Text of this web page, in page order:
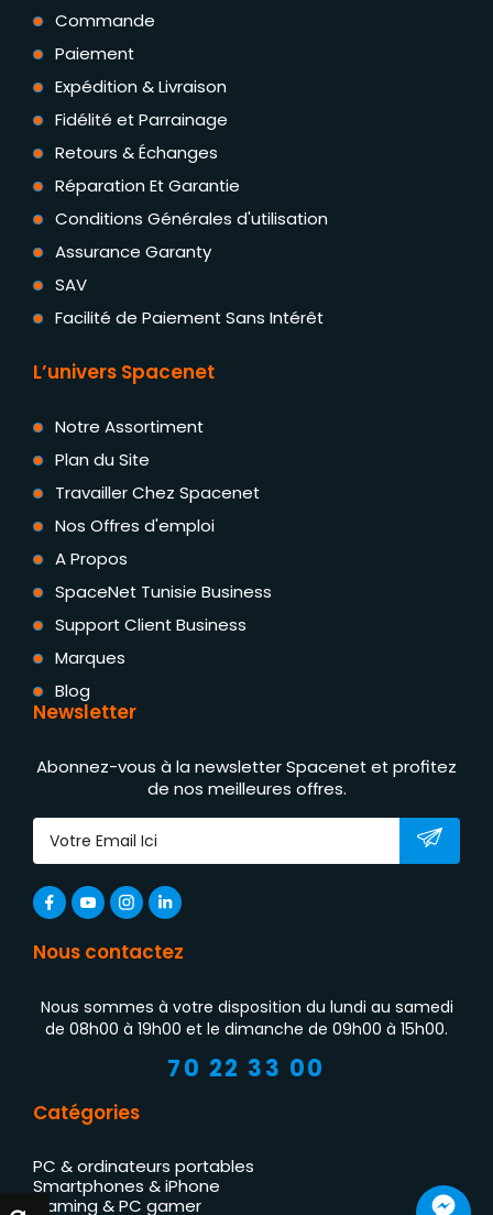
Commande
Paiement
Expédition & Livraison
Fidélité et Parrainage
Retours & Échanges
Réparation Et Garantie
Conditions Générales d'utilisation
Assurance Garanty
SAV
Facilité de Paiement Sans Intérêt
L’univers Spacenet
Notre Assortiment
Plan du Site
Travailler Chez Spacenet
Nos Offres d'emploi
A Propos
SpaceNet Tunisie Business
Support Client Business
Marques
Blog
Newsletter
Abonnez-vous à la newsletter Spacenet et profitez
de nos meilleures offres.
Nous contactez
Nous sommes à votre disposition du lundi au samedi
de 08h00 à 19h00 et le dimanche de 09h00 à 15h00.
70 22 33 00
Catégories
PC & ordinateurs portables
Smartphones & iPhone
Gaming & PC gamer